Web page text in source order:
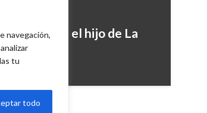
navegación,
tu
todo
para el hijo de La